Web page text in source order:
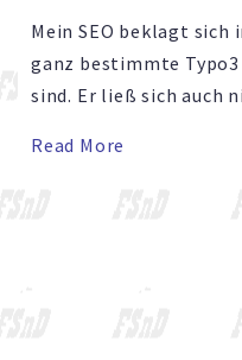
Mein SEO beklagt sich
ganz bestimmte
sind. Er ließ sich auch
Leistungsgrenzen
Read More